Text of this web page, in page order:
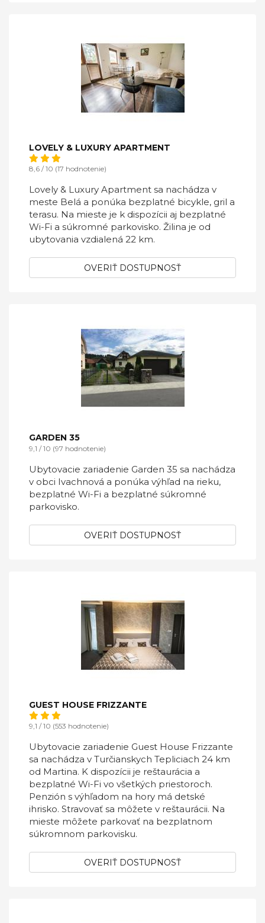
LOVELY & LUXURY APARTMENT
8,6 / 10 (17 hodnotenie)
Lovely & Luxury Apartment sa nachádza v
meste Belá a ponúka bezplatné bicykle, gril a
terasu. Na mieste je k dispozícii aj bezplatné
Wi-Fi a súkromné parkovisko. Žilina je od
ubytovania vzdialená 22 km.
OVERIŤ DOSTUPNOSŤ
GARDEN 35
9,1 / 10 (97 hodnotenie)
Ubytovacie zariadenie Garden 35 sa nachádza
v obci Ivachnová a ponúka výhľad na rieku,
bezplatné Wi-Fi a bezplatné súkromné
parkovisko.
OVERIŤ DOSTUPNOSŤ
GUEST HOUSE FRIZZANTE
9,1 / 10 (553 hodnotenie)
Ubytovacie zariadenie Guest House Frizzante
sa nachádza v Turčianskych Tepliciach 24 km
od Martina. K dispozícii je reštaurácia a
bezplatné Wi-Fi vo všetkých priestoroch.
Penzión s výhľadom na hory má detské
ihrisko. Stravovať sa môžete v reštaurácii. Na
mieste môžete parkovať na bezplatnom
súkromnom parkovisku.
OVERIŤ DOSTUPNOSŤ